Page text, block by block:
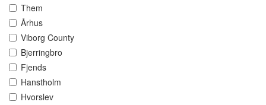
Them
Århus
Viborg County
Bjerringbro
Fjends
Hanstholm
Hvorslev